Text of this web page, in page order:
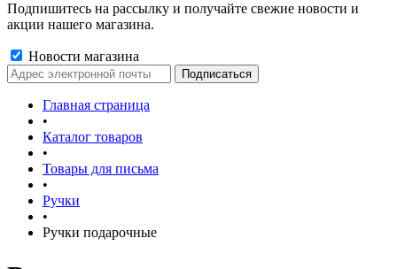
Подпишитесь на рассылку и получайте свежие новости и
акции нашего магазина.
Новости магазина
Главная страница
•
Каталог товаров
•
Товары для письма
•
Ручки
•
Ручки подарочные